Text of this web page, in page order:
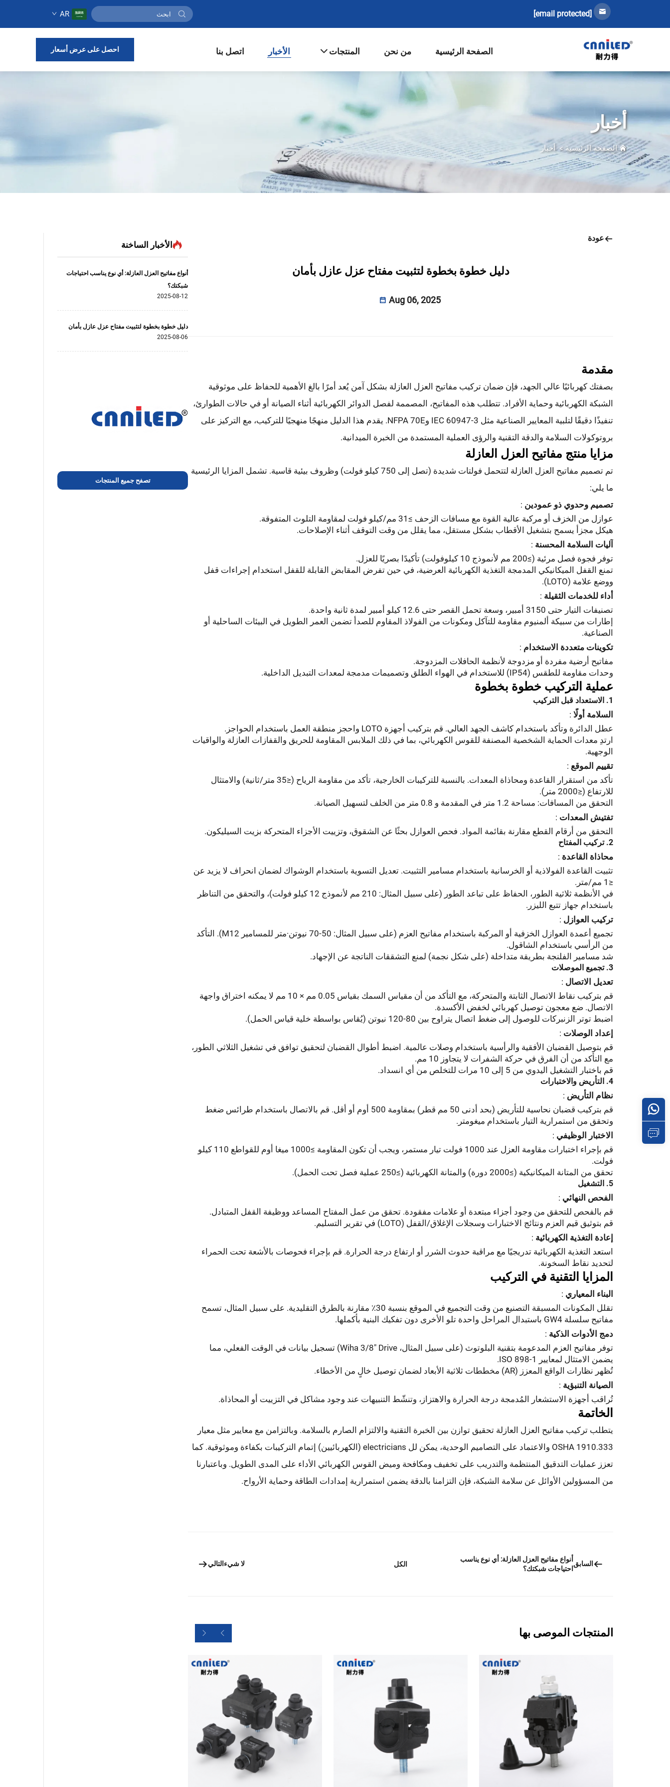
[email protected]
AR
الصفحة الرئيسية من نحن المنتجات الأخبار اتصل بنا احصل على عرض أسعار
أخبار
الصفحة الرئيسية>أخبار
عودة
دليل خطوة بخطوة لتثبيت مفتاح عزل عازل بأمان
Aug 06, 2025
مقدمة
بصفتك كهربائيًا عالي الجهد، فإن ضمان تركيب مفاتيح العزل العازلة بشكل آمن يُعد أمرًا بالغ الأهمية للحفاظ على موثوقية
الشبكة الكهربائية وحماية الأفراد. تتطلب هذه المفاتيح، المصممة لفصل الدوائر الكهربائية أثناء الصيانة أو في حالات الطوارئ،
تنفيذًا دقيقًا لتلبية المعايير الصناعية مثل IEC 60947-3 وNFPA 70E. يقدم هذا الدليل منهجًا منهجيًا للتركيب، مع التركيز على
بروتوكولات السلامة والدقة التقنية والرؤى العملية المستمدة من الخبرة الميدانية.
مزايا منتج مفاتيح العزل العازلة
تم تصميم مفاتيح العزل العازلة لتتحمل فولتات شديدة (تصل إلى 750 كيلو فولت) وظروف بيئية قاسية. تشمل المزايا الرئيسية
ما يلي:
تصميم وحدوي ذو عمودين :
عوازل من الخزف أو مركبة عالية القوة مع مسافات الزحف ≥31 مم/كيلو فولت لمقاومة التلوث المتفوقة.
هيكل مجزأ يسمح بتشغيل الأقطاب بشكل مستقل، مما يقلل من وقت التوقف أثناء الإصلاحات.
آليات السلامة المحسنة :
توفر فجوة فصل مرئية (≥200 مم لأنموذج 10 كيلوفولت) تأكيدًا بصريًا للعزل.
تمنع القفل الميكانيكي المدمجة التغذية الكهربائية العرضية، في حين تفرض المقابض القابلة للقفل استخدام إجراءات قفل
ووضع علامة (LOTO).
أداء للخدمات الثقيلة :
تصنيفات التيار حتى 3150 أمبير، وسعة تحمل القصر حتى 12.6 كيلو أمبير لمدة ثانية واحدة.
إطارات من سبيكة ألمنيوم مقاومة للتآكل ومكونات من الفولاذ المقاوم للصدأ تضمن العمر الطويل في البيئات الساحلية أو
الصناعية.
تكوينات متعددة الاستخدام :
مفاتيح أرضية مفردة أو مزدوجة لأنظمة الحافلات المزدوجة.
وحدات مقاومة للطقس (IP54) للاستخدام في الهواء الطلق وتصميمات مدمجة لمعدات التبديل الداخلية.
عملية التركيب خطوة بخطوة
1. الاستعداد قبل التركيب
السلامة أولًا :
عطل الدائرة وتأكد باستخدام كاشف الجهد العالي. قم بتركيب أجهزة LOTO واحجز منطقة العمل باستخدام الحواجز.
ارتدِ معدات الحماية الشخصية المصنفة للقوس الكهربائي، بما في ذلك الملابس المقاومة للحريق والقفازات العازلة والواقيات
الوجهية.
تقييم الموقع :
تأكد من استقرار القاعدة ومحاذاة المعدات. بالنسبة للتركيبات الخارجية، تأكد من مقاومة الرياح (≤35 متر/ثانية) والامتثال
للارتفاع (≤2000 متر).
التحقق من المسافات: مساحة 1.2 متر في المقدمة و 0.8 متر من الخلف لتسهيل الصيانة.
تفتيش المعدات :
التحقق من أرقام القطع مقارنة بقائمة المواد. فحص العوازل بحثًا عن الشقوق، وتزييت الأجزاء المتحركة بزيت السيليكون.
2. تركيب المفتاح
محاذاة القاعدة :
تثبيت القاعدة الفولاذية أو الخرسانية باستخدام مسامير التثبيت. تعديل التسوية باستخدام الوشواك لضمان انحراف لا يزيد عن
≤1 مم/متر.
في الأنظمة ثلاثية الطور، الحفاظ على تباعد الطور (على سبيل المثال: 210 مم لأنموذج 12 كيلو فولت)، والتحقق من التناظر
باستخدام جهاز تتبع الليزر.
تركيب العوازل :
تجميع أعمدة العوازل الخزفية أو المركبة باستخدام مفاتيح العزم (على سبيل المثال: 50-70 نيوتن·متر للمسامير M12). التأكد
من الرأسي باستخدام الشاقول.
شد مسامير الفلنجة بطريقة متداخلة (على شكل نجمة) لمنع التشققات الناتجة عن الإجهاد.
3. تجميع الموصلات
تعديل الاتصال :
قم بتركيب نقاط الاتصال الثابتة والمتحركة، مع التأكد من أن مقياس السمك بقياس 0.05 مم × 10 مم لا يمكنه اختراق واجهة
الاتصال. ضع معجون توصيل كهربائي لخفض الأكسدة.
اضبط توتر الزنبركات للوصول إلى ضغط اتصال يتراوح بين 80-120 نيوتن (يُقاس بواسطة خلية قياس الحمل).
إعداد الوصلات :
قم بتوصيل القضبان الأفقية والرأسية باستخدام وصلات عالمية. اضبط أطوال القضبان لتحقيق توافق في تشغيل الثلاثي الطور،
مع التأكد من أن الفرق في حركة الشفرات لا يتجاوز 10 مم.
قم باختبار التشغيل اليدوي من 5 إلى 10 مرات للتخلص من أي انسداد.
4. التأريض والاختبارات
نظام التأريض :
قم بتركيب قضبان نحاسية للتأريض (بحد أدنى 50 مم قطر) بمقاومة 500 أوم أو أقل. قم بالاتصال باستخدام طرائس ضغط
وتحقق من استمرارية التيار باستخدام ميغومتر.
الاختبار الوظيفي :
قم بإجراء اختبارات مقاومة العزل عند 1000 فولت تيار مستمر، ويجب أن تكون المقاومة ≥1000 ميغا أوم للقواطع 110 كيلو
فولت.
تحقق من المتانة الميكانيكية (≥2000 دورة) والمتانة الكهربائية (≥250 عملية فصل تحت الحمل).
5. التشغيل
الفحص النهائي :
قم بالفحص للتحقق من وجود أجزاء مبتعدة أو علامات مفقودة. تحقق من عمل المفتاح المساعد ووظيفة القفل المتبادل.
قم بتوثيق قيم العزم ونتائج الاختبارات وسجلات الإغلاق/القفل (LOTO) في تقرير التسليم.
إعادة التغذية الكهربائية :
استعد التغذية الكهربائية تدريجيًا مع مراقبة حدوث الشرر أو ارتفاع درجة الحرارة. قم بإجراء فحوصات بالأشعة تحت الحمراء
لتحديد نقاط السخونة.
المزايا التقنية في التركيب
البناء المعياري :
تقلل المكونات المسبقة التصنيع من وقت التجميع في الموقع بنسبة 30٪ مقارنة بالطرق التقليدية. على سبيل المثال، تسمح
مفاتيح سلسلة GW4 باستبدال المراحل واحدة تلو الأخرى دون تفكيك البنية بأكملها.
دمج الأدوات الذكية :
توفر مفاتيح العزم المدعومة بتقنية البلوتوث (على سبيل المثال، Wiha 3/8" Drive) تسجيل بيانات في الوقت الفعلي، مما
يضمن الامتثال لمعايير ISO 898-1.
تُظهر نظارات الواقع المعزز (AR) مخططات ثلاثية الأبعاد لضمان توصيل خالٍ من الأخطاء.
الصيانة التنبؤية :
تُراقب أجهزة الاستشعار المُدمجة درجة الحرارة والاهتزاز، وتنشّط التنبيهات عند وجود مشاكل في التزييت أو المحاذاة.
الخاتمة
يتطلب تركيب مفاتيح العزل العازلة تحقيق توازن بين الخبرة التقنية والالتزام الصارم بالسلامة. وبالتزامن مع معايير مثل معيار
OSHA 1910.333 والاعتماد على التصاميم الوحدية، يمكن لل electricians (الكهربائيين) إتمام التركيبات بكفاءة وموثوقية. كما
تعزز عمليات التدقيق المنتظمة والتدريب على تخفيف ومكافحة وميض القوس الكهربائي الأداء على المدى الطويل. وباعتبارنا
من المسؤولين الأوائل عن سلامة الشبكة، فإن التزامنا بالدقة يضمن استمرارية إمدادات الطاقة وحماية الأرواح.
السابق
أنواع مفاتيح العزل العازلة: أي نوع يناسب
احتياجات شبكتك؟
الكل لا شيء التالي
المنتجات الموصى بها
الأخبار الساخنة
أنواع مفاتيح العزل العازلة: أي نوع يناسب احتياجات
شبكتك؟
2025-08-12
دليل خطوة بخطوة لتثبيت مفتاح عزل عازل بأمان
2025-08-06
تصفح جميع المنتجات